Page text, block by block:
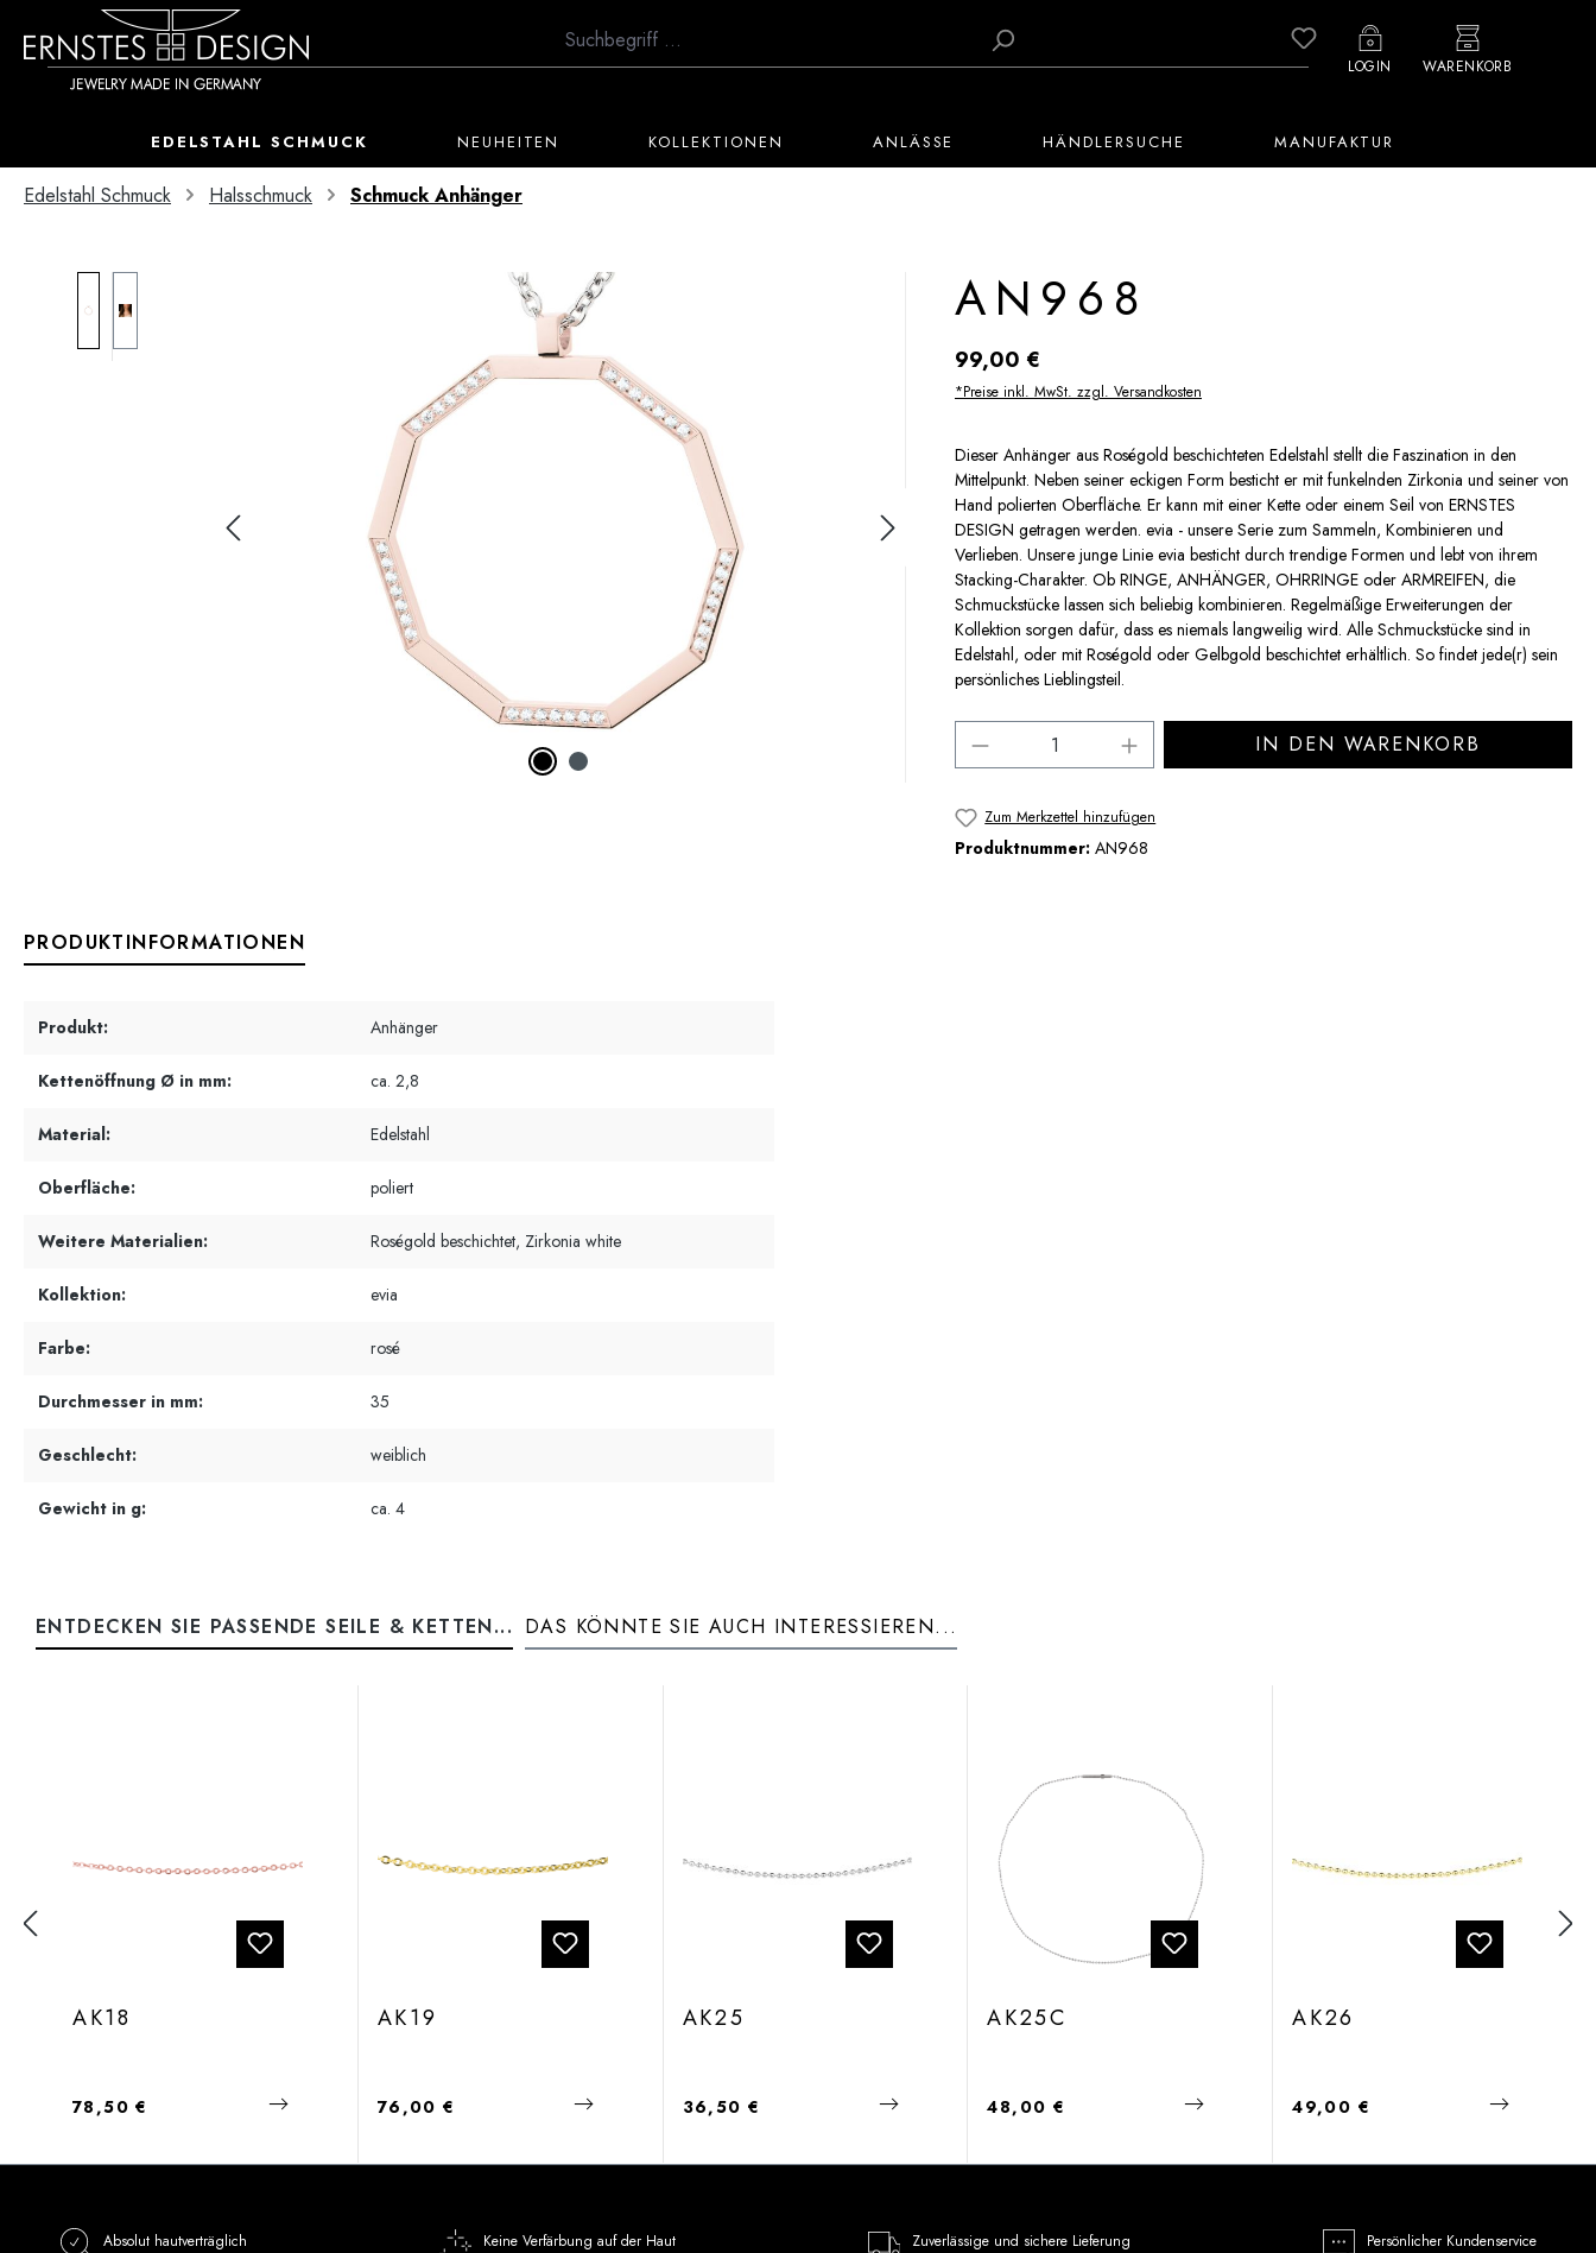
Hauptinhalt springen
Zur Suche springen
Zur Hauptnavigation springen Du hast 0 Produkte auf dem
LOGIN WARENKORB
EDELSTAHL SCHMUCK NEUHEITEN KOLLEKTIONEN ANLÄSSE HÄNDLERSUCHE MANUFAKTUR
Edelstahl Schmuck Halsschmuck Schmuck Anhänger
AN968
Regulärer Preis:
99,00 €
*Preise inkl. MwSt. zzgl. Versandkosten
Dieser Anhänger aus Roségold beschichteten Edelstahl stellt die Faszination in den
Mittelpunkt. Neben seiner eckigen Form besticht er mit funkelnden Zirkonia und seiner von
Hand polierten Oberfläche. Er kann mit einer Kette oder einem Seil von ERNSTES
DESIGN getragen werden. evia - unsere Serie zum Sammeln, Kombinieren und
Verlieben. Unsere junge Linie evia besticht durch trendige Formen und lebt von ihrem
Stacking-Charakter. Ob RINGE, ANHÄNGER, OHRRINGE oder ARMREIFEN, die
Schmuckstücke lassen sich beliebig kombinieren. Regelmäßige Erweiterungen der
Kollektion sorgen dafür, dass es niemals langweilig wird. Alle Schmuckstücke sind in
Edelstahl, oder mit Roségold oder Gelbgold beschichtet erhältlich. So findet jede(r) sein
persönliches Lieblingsteil.
Produkt Anzahl: Gib den gewünschten Wert ein
IN DEN WARENKORB
Zum Merkzettel hinzufügen
Produktnummer: AN968
PRODUKTINFORMATIONEN
Produkt: Anhänger
Kettenöffnung Ø in mm: ca. 2,8
Material: Edelstahl
Oberfläche: poliert
Weitere Materialien: Roségold beschichtet, Zirkonia white
Kollektion: evia
Farbe: rosé
Durchmesser in mm: 35
Geschlecht: weiblich
Gewicht in g: ca. 4
ENTDECKEN SIE PASSENDE SEILE & KETTEN... DAS KÖNNTE SIE AUCH INTERESSIEREN...
AK18
Regulärer Preis:
78,50 €
AK19
Regulärer Preis:
76,00 €
AK25
Regulärer Preis:
36,50 €
AK25C
Regulärer Preis:
48,00 €
AK26
Regulärer Preis:
49,00 €
Absolut hautverträglich Keine Verfärbung auf der Haut Zuverlässige und sichere Lieferung Persönlicher Kundenservice